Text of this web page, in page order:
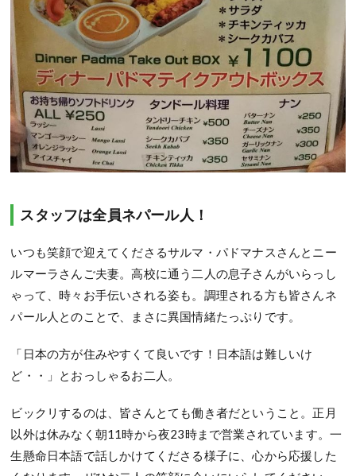
スタッフは全員ネパール人！
いつも笑顔で迎えてくださるサルマ・パドマナスさんとニー
ルマーラさんご夫妻。高校に通う二人の息子さんがいらっし
ゃって、時々お手伝いされる姿も。調理される方も皆さんネ
パール人とのことで、まさに異国情緒たっぷりです。
「日本の方が住みやすくて良いです！日本語は難しいけ
ど・・」とおっしゃるお二人。
ビックリするのは、皆さんとても働き者だということ。正月
以外は休みなく朝11時から夜23時まで営業されています。一
生懸命日本語で話しかけてくださる様子に、心から応援した